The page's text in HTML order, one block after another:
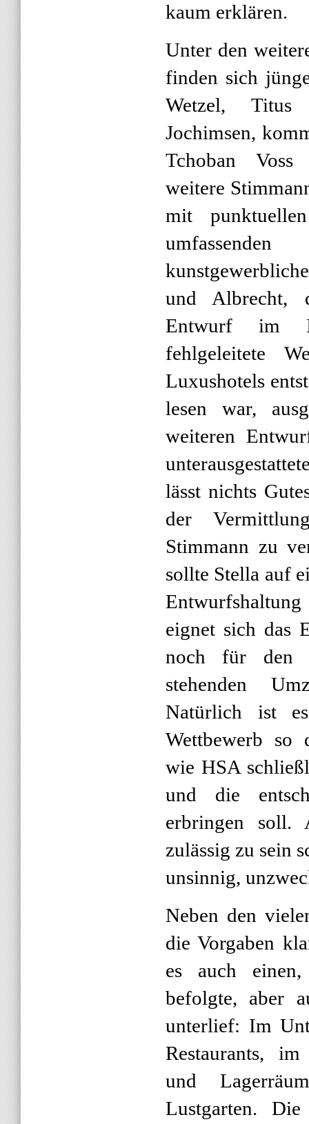
kaum erklären.
Unter den
finden sich
Wetzel,
Jochimsen,
Tchoban
weitere
mit
und Albrecht,
Entwurf im
fehlgeleitete
Luxushotels
lesen war,
weiteren
lässt nichts
der
Stimmann zu
sollte Stella auf
eignet sich das
noch für den
stehenden
Natürlich ist
Wettbewerb so
wie HSA
und die
erbringen soll.
zulässig zu sein
unsinnig,
Neben den
die Vorgaben
es auch
befolgte, aber
unterlief: Im
Restaurants, im
und
Lustgarten.